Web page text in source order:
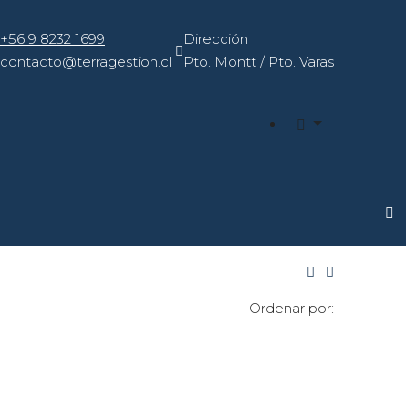
+56 9 8232 1699
contacto@terragestion.cl
Dirección
Pto. Montt / Pto. Varas
Ordenar por: